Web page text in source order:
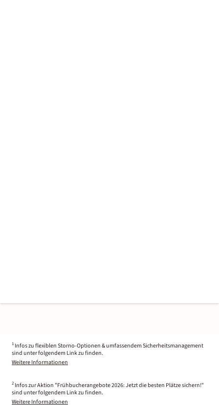
1 Infos zu flexiblen Storno-Optionen & umfassendem Sicherheitsmanagement
sind unter folgendem Link zu finden.
Weitere Informationen
2 Infos zur Aktion "Frühbucherangebote 2026: Jetzt die besten Plätze sichern!"
sind unter folgendem Link zu finden.
Weitere Informationen